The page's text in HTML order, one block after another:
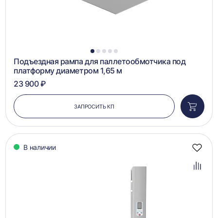
1 2 3 4 5
Подъездная рампа для паллетообмотчика под
платформу диаметром 1,65 м
23 900 ₽
ЗАПРОСИТЬ КП
в
В наличии